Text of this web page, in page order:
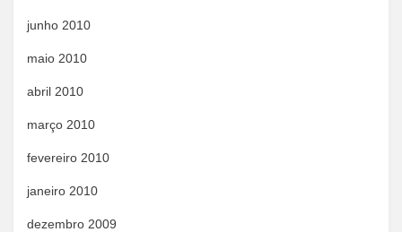
junho 2010
maio 2010
abril 2010
março 2010
fevereiro 2010
janeiro 2010
dezembro 2009